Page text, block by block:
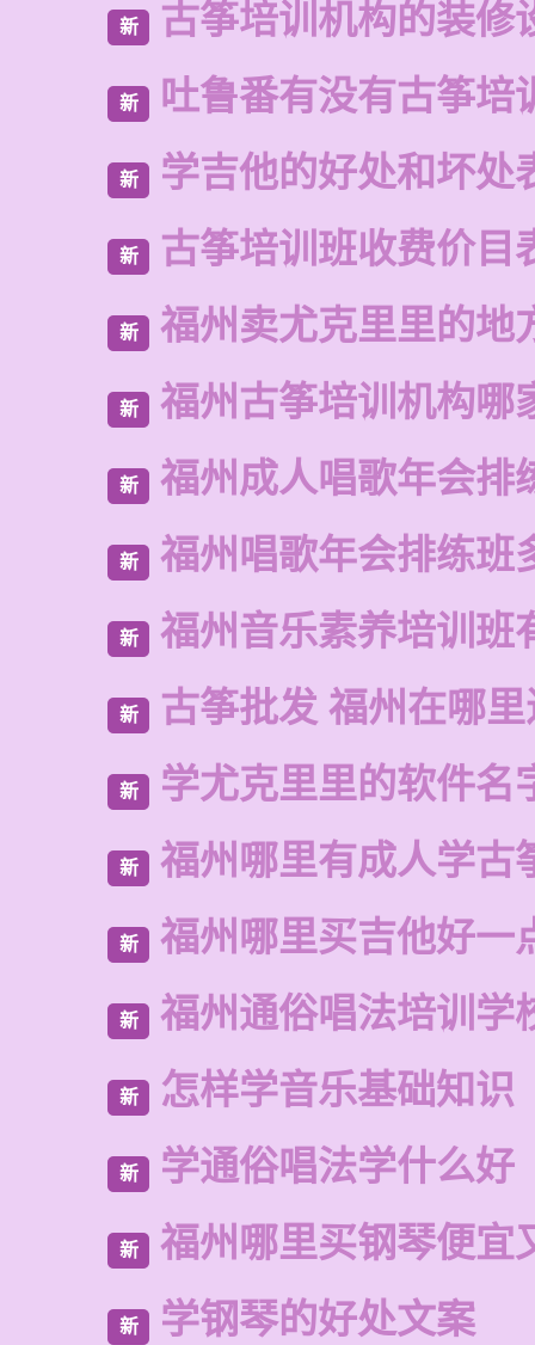
新 古筝培训机构的装修
新 吐鲁番有没有古筝培
新 学吉他的好处和坏处
新 古筝培训班收费价目
新 福州卖尤克里里的地
新 福州古筝培训机构哪
新 福州成人唱歌年会排
新 福州唱歌年会排练班
新 福州音乐素养培训班
新 古筝批发 福州在哪
新 学尤克里里的软件名
新 福州哪里有成人学古
新 福州哪里买吉他好一
新 福州通俗唱法培训学
新 怎样学音乐基础知识
新 学通俗唱法学什么好
新 福州哪里买钢琴便宜
新 学钢琴的好处文案